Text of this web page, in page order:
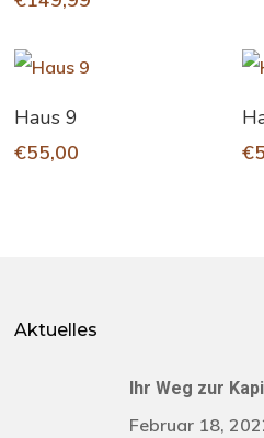
In Den Warenkorb
Haus 9
€55,00 €
Aktuelles
Ihr Weg zur
Februar 18,